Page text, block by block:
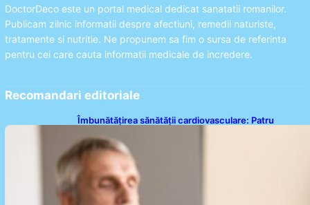
DoctorDeco este un portal medical dedicat sanatatii romanilor.
Publicam zilnic informatii despre afectiuni, remedii naturiste,
tratamente si nutritie. Ne propunem sa fim o sursa de referinta
pentru cei care cauta informatii medicale de incredere.
Recomandari editoriale
Îmbunătățirea sănătății cardiovasculare: Patru
la domiciliu